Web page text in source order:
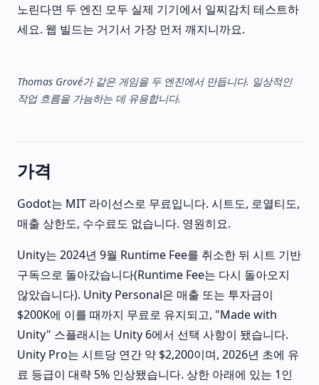
노린다면 두 엔진 모두 실제 기기에서 일찌감치 테스트하
세요. 웹 빌드는 거기서 가장 먼저 깨지니까요.
Thomas Grové가 같은 게임을 두 엔진에서 만듭니다. 일상적인
작업 흐름을 가늠하는 데 유용합니다.
가격
Godot는 MIT 라이선스로 무료입니다. 시트도, 로열티도,
매출 상한도, 수수료도 없습니다. 영원히요.
Unity는 2024년 9월 Runtime Fee를 취소한 뒤 시트 기반
구독으로 돌아갔습니다(Runtime Fee는 다시 돌아오지
않았습니다). Unity Personal은 매출 또는 투자금이
$200K에 이를 때까지 무료로 유지되고, "Made with
Unity" 스플래시는 Unity 6에서 선택 사항이 됐습니다.
Unity Pro는 시트당 연간 약 $2,200이며, 2026년 초에 유
료 등급이 대략 5% 인상됐습니다. 상한 아래에 있는 1인